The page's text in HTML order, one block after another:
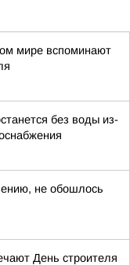
мире вспоминают
без воды из-
не обошлось
День строителя